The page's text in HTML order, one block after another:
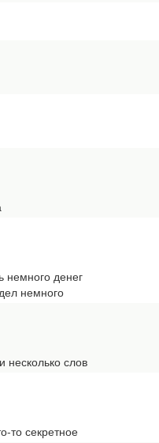
немного денег
немного
слов
то секретное